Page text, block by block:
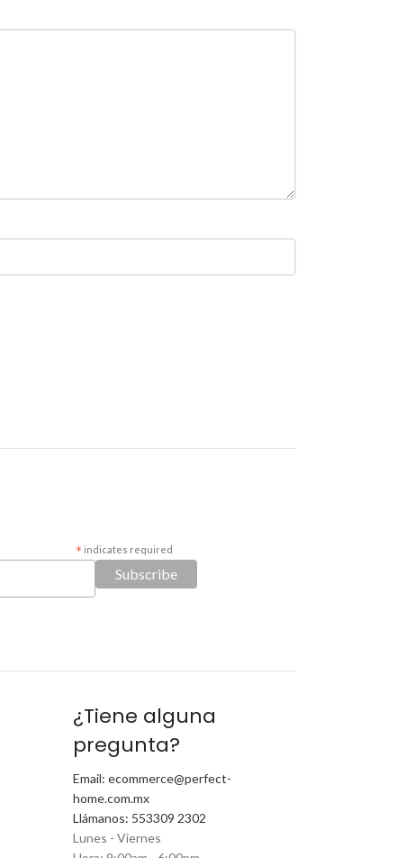
* indicates required
¿Tiene alguna
pregunta?
Email: ecommerce@perfect-
home.com.mx
Llámanos: 553309 2302
Lunes - Viernes